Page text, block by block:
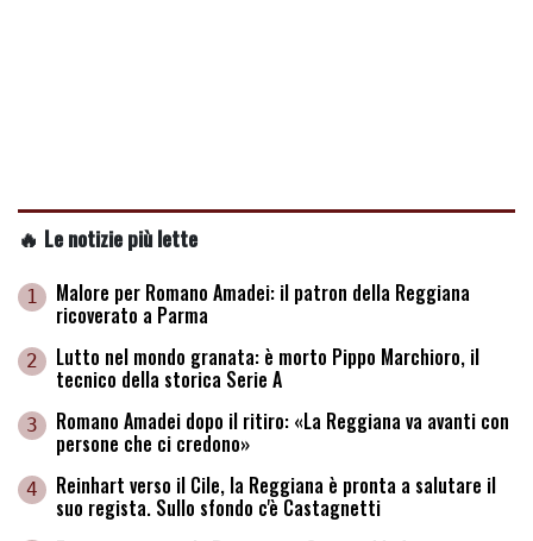
🔥 Le notizie più lette
1 Malore per Romano Amadei: il patron della Reggiana
ricoverato a Parma
2 Lutto nel mondo granata: è morto Pippo Marchioro, il
tecnico della storica Serie A
3 Romano Amadei dopo il ritiro: «La Reggiana va avanti con
persone che ci credono»
4 Reinhart verso il Cile, la Reggiana è pronta a salutare il
suo regista. Sullo sfondo c'è Castagnetti